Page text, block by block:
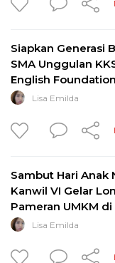
Siapkan Generasi
SMA Unggulan
English
Lisa Emilda
Sambut Hari Anak
Kanwil VI Gelar
Pameran UMKM di
Lisa Emilda